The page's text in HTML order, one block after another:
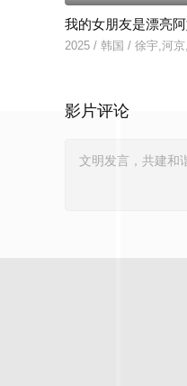
我的女朋友是漂亮
2025 / 韩国 / 徐宇,河
影片评论